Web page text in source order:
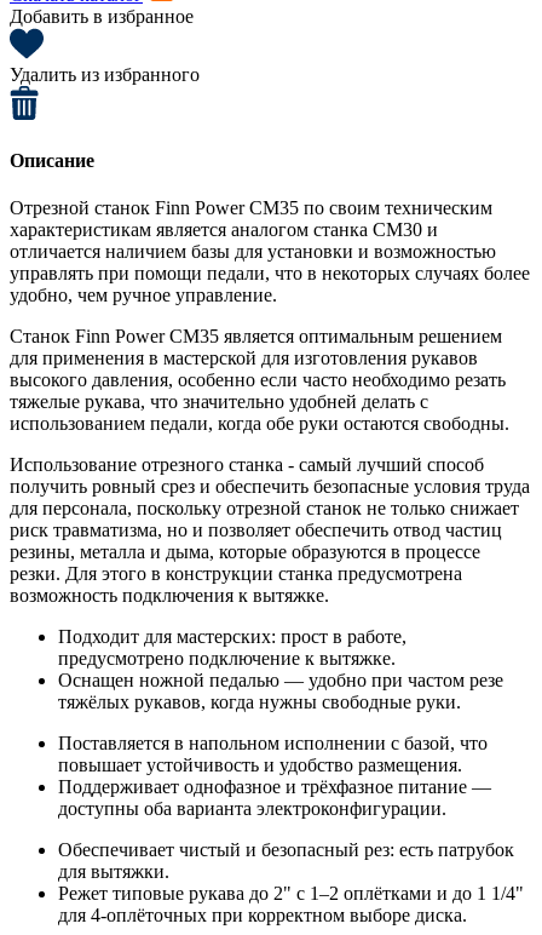
Добавить в избранное
Удалить из избранного
Описание
Отрезной станок Finn Power CM35 по своим техническим
характеристикам является аналогом станка CM30 и
отличается наличием базы для установки и возможностью
управлять при помощи педали, что в некоторых случаях более
удобно, чем ручное управление.
Станок Finn Power CM35 является оптимальным решением
для применения в мастерской для изготовления рукавов
высокого давления, особенно если часто необходимо резать
тяжелые рукава, что значительно удобней делать с
использованием педали, когда обе руки остаются свободны.
Использование отрезного станка - самый лучший способ
получить ровный срез и обеспечить безопасные условия труда
для персонала, поскольку отрезной станок не только снижает
риск травматизма, но и позволяет обеспечить отвод частиц
резины, металла и дыма, которые образуются в процессе
резки. Для этого в конструкции станка предусмотрена
возможность подключения к вытяжке.
Подходит для мастерских: прост в работе,
предусмотрено подключение к вытяжке.
Оснащен ножной педалью — удобно при частом резе
тяжёлых рукавов, когда нужны свободные руки.
Поставляется в напольном исполнении с базой, что
повышает устойчивость и удобство размещения.
Поддерживает однофазное и трёхфазное питание —
доступны оба варианта электроконфигурации.
Обеспечивает чистый и безопасный рез: есть патрубок
для вытяжки.
Режет типовые рукава до 2" с 1–2 оплётками и до 1 1/4"
для 4-оплёточных при корректном выборе диска.